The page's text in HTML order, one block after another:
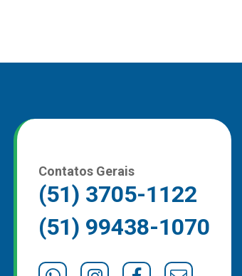
Contatos Gerais
(51) 3705-1122
(51) 99438-1070